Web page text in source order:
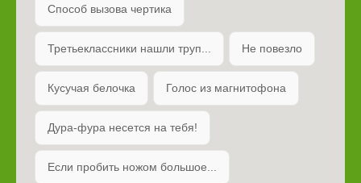
Способ вызова чертика
Третьеклассники нашли труп... Не повезло
Кусучая белочка Голос из магнитофона
Дура-фура несется на тебя!
Если пробить ножом большое...